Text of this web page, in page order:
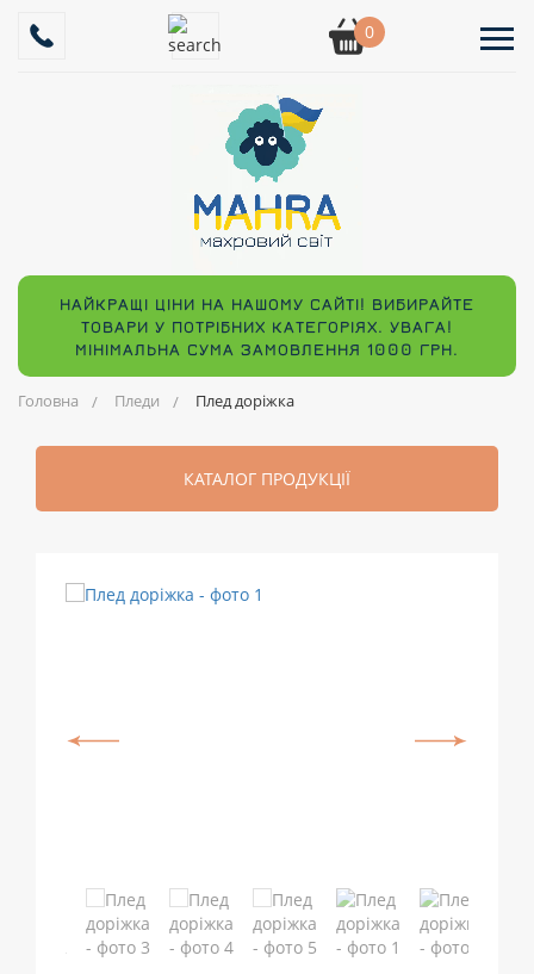
0
НАЙКРАЩІ ЦІНИ НА НАШОМУ САЙТІ! ВИБИРАЙТЕ
ТОВАРИ У ПОТРІБНИХ КАТЕГОРІЯХ. УВАГА!
МІНІМАЛЬНА СУМА ЗАМОВЛЕННЯ 1000 ГРН.
Головна Пледи Плед доріжка
КАТАЛОГ ПРОДУКЦІЇ